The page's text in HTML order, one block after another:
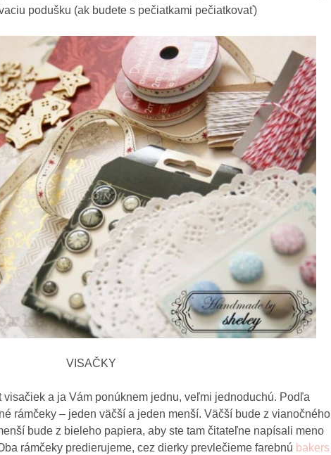
podušku (ak budete s pečiatkami pečiatkovať)
VISAČKY
a ja Vám ponúknem jednu, veľmi jednoduchú. Podľa
rámčeky – jeden väčší a jeden menší. Väčší bude z vianočného
bude z bieleho papiera, aby ste tam čitateľne napísali meno
rámčeky predierujeme, cez dierky prevlečieme farebnú bakers